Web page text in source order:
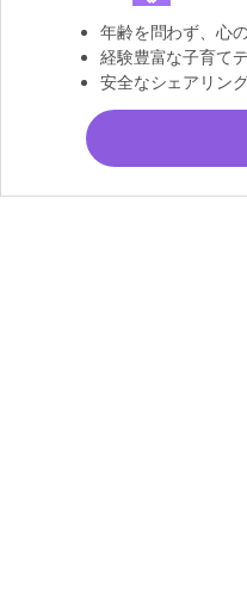
無
年齢を問わず、心
経験豊富な子育て
安全なシェアリン